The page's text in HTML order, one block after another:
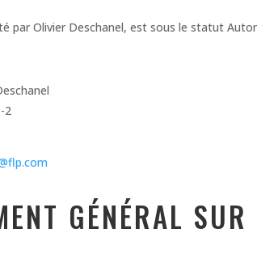
par Olivier Deschanel, est sous le statut
2
GÉNÉRAL